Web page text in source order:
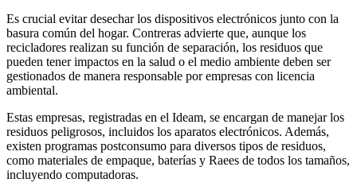
Es crucial evitar desechar los dispositivos electrónicos junto con la
basura común del hogar. Contreras advierte que, aunque los
recicladores realizan su función de separación, los residuos que
pueden tener impactos en la salud o el medio ambiente deben ser
gestionados de manera responsable por empresas con licencia
ambiental.
Estas empresas, registradas en el Ideam, se encargan de manejar los
residuos peligrosos, incluidos los aparatos electrónicos. Además,
existen programas postconsumo para diversos tipos de residuos,
como materiales de empaque, baterías y Raees de todos los tamaños,
incluyendo computadoras.